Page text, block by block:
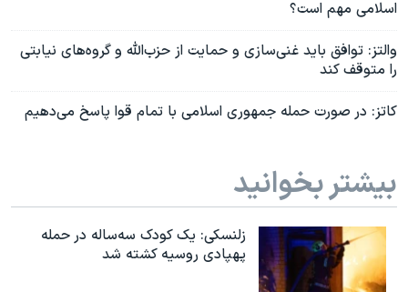
اسلامی مهم است؟
والتز: توافق باید غنی‌سازی و حمایت از حزب‌الله و گروه‌های نیابتی
را متوقف کند
کاتز: در صورت حمله جمهوری اسلامی با تمام قوا پاسخ می‌دهیم
بیشتر بخوانید
زلنسکی: یک کودک سه‌ساله در حمله
پهپادی روسیه کشته شد